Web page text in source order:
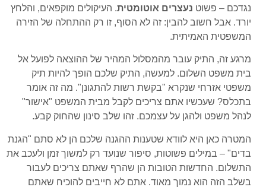
נגדכם – פשוט נעצרים אוטומטית. העיקולים מוקפאים, והלחץ
יורד. אבל חשוב להבין: זה לא הסוף, זו רק ההתחלה של הזירה
המשפטית האמיתית.
מרגע זה, התיק עובר מהמסלול המהיר של ההוצאה לפועל אל
בית משפט השלום. למעשה, התיק שלכם הופך להיות תיק
משפטי אזרחי שנקרא "בקשת רשות להתגונן". מה זה אומר
בתכלס? שעכשיו אתם צריכים לקבל מבית המשפט "אישור"
לנהל משפט ולהגן על עצמכם. זהו שלב סינון שהחוק קבע.
המטרה כאן היא לוודא שטענות ההגנה שלכם הן לא סתם "הגנת
בדים" – במילים פשוטות, סיפור שנועד רק למשוך זמן ולעכב את
התשלום. החדשות הטובות הן שהרף שאתם צריכים לעבור
בשלב הזה הוא נמוך מאוד. אתם לא חייבים להוכיח שאתם